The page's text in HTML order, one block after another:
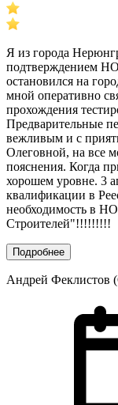
Я из города
подтверждением
остановился на
мной оперативно
прохождения
Предварительные
вежливым и с
Олеговной, на все
пояснения. Когда
хорошем уровне. 3
квалификации в
необходимость в
Строителей"!!!!!!!!!
Подробнее
Андрей Феклистов